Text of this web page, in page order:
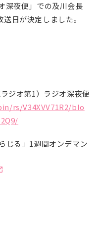
深夜便」での及川会長
日が決定しました。
ジオ第1） ラジオ深夜便
rs/V34XVV71R2/blo
る」 1週間オンデマン